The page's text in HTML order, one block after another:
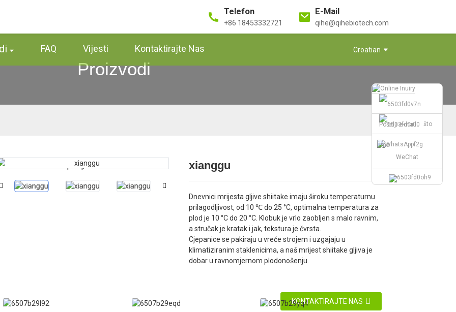
Telefon
+86 18453332721
E-Mail
qihe@qihebiotech.com
FAQ Vijesti Kontaktirajte Nas Croatian
Pošalji e-mail što
ima
WeChat
Proizvodi
Loading...
Loading... Loading...
Loading...
xianggu
Dnevnici mrijesta gljive shiitake imaju široku temperaturnu
prilagodljivost, od 10 ℃ do 25 °C, optimalna temperatura za
plod je 10 °C do 20 °C. Klobuk je vrlo zaobljen s malo ravnim,
a stručak je kratak i jak, tekstura je čvrsta.
Cjepanice se pakiraju u vreće strojem i uzgajaju u
klimatiziranim staklenicima, a naš mrijest shiitake gljiva je
dobar u ravnomjernom plodonošenju.
KONTAKTIRAJTE NAS